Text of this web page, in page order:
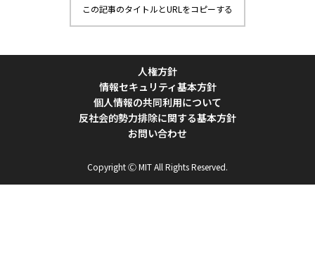
この記事のタイトルとURLをコピーする
人権方針
情報セキュリティ基本方針
個人情報の共同利用について
反社会的勢力排除に関する基本方針
お問い合わせ
Copyright Ⓒ MIT All Rights Reserved.